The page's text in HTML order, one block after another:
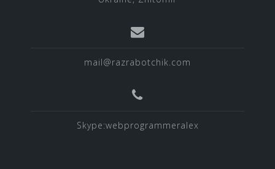
mail@razrabotchik.com
Skype:webprogrammeralex